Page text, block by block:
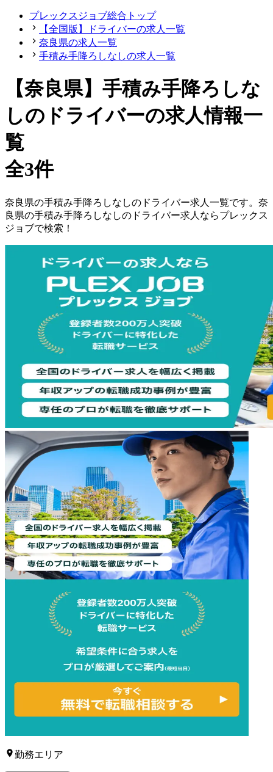
プレックスジョブ総合トップ
【全国版】ドライバーの求人一覧
奈良県の求人一覧
手積み手降ろしなしの求人一覧
【奈良県】手積み手降ろしな
しのドライバーの求人情報一
覧
全3件
奈良県の手積み手降ろしなしの ドライバー求人一覧です。 奈
良県の手積み手降ろしなしの ドライバー求人ならプレックス
ジョブで検索！
勤務エリア